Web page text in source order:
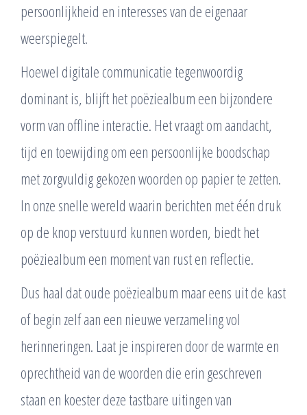
persoonlijkheid en interesses van de eigenaar
weerspiegelt.
Hoewel digitale communicatie tegenwoordig
dominant is, blijft het poëziealbum een bijzondere
vorm van offline interactie. Het vraagt om aandacht,
tijd en toewijding om een persoonlijke boodschap
met zorgvuldig gekozen woorden op papier te zetten.
In onze snelle wereld waarin berichten met één druk
op de knop verstuurd kunnen worden, biedt het
poëziealbum een moment van rust en reflectie.
Dus haal dat oude poëziealbum maar eens uit de kast
of begin zelf aan een nieuwe verzameling vol
herinneringen. Laat je inspireren door de warmte en
oprechtheid van de woorden die erin geschreven
staan en koester deze tastbare uitingen van